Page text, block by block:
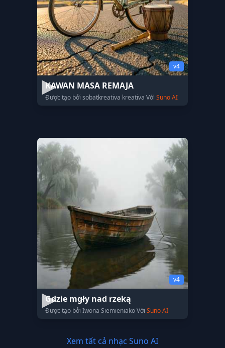
v4
KAWAN MASA REMAJA
Được tạo bởi sobatkreativa kreativa Với Suno AI
v4
Gdzie mgły nad rzeką
Được tạo bởi Iwona Siemieniako Với Suno AI
Xem tất cả nhạc Suno AI